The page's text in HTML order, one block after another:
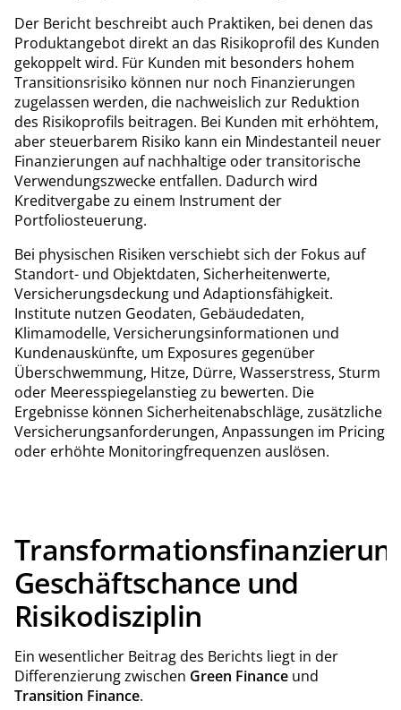
Der Bericht beschreibt auch Praktiken, bei denen das
Produktangebot direkt an das Risikoprofil des Kunden
gekoppelt wird. Für Kunden mit besonders hohem
Transitionsrisiko können nur noch Finanzierungen
zugelassen werden, die nachweislich zur Reduktion
des Risikoprofils beitragen. Bei Kunden mit erhöhtem,
aber steuerbarem Risiko kann ein Mindestanteil neuer
Finanzierungen auf nachhaltige oder transitorische
Verwendungszwecke entfallen. Dadurch wird
Kreditvergabe zu einem Instrument der
Portfoliosteuerung.
Bei physischen Risiken verschiebt sich der Fokus auf
Standort- und Objektdaten, Sicherheitenwerte,
Versicherungsdeckung und Adaptionsfähigkeit.
Institute nutzen Geodaten, Gebäudedaten,
Klimamodelle, Versicherungsinformationen und
Kundenauskünfte, um Exposures gegenüber
Überschwemmung, Hitze, Dürre, Wasserstress, Sturm
oder Meeresspiegelanstieg zu bewerten. Die
Ergebnisse können Sicherheitenabschläge, zusätzliche
Versicherungsanforderungen, Anpassungen im Pricing
oder erhöhte Monitoringfrequenzen auslösen.
Geschäftschance und
Risikodisziplin
Ein wesentlicher Beitrag des Berichts liegt in der
Differenzierung zwischen Green Finance und
Transition Finance.